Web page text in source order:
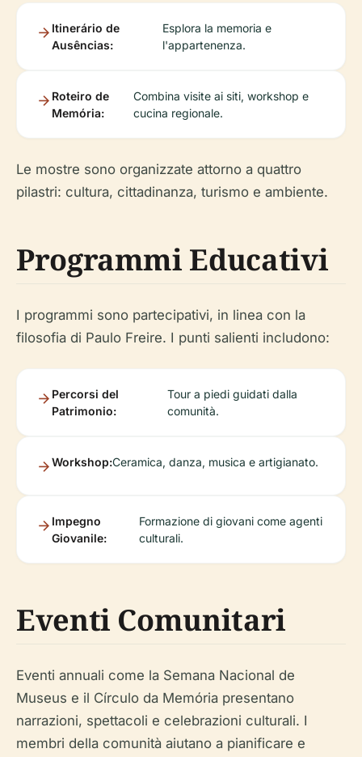
Itinerário de
Ausências:
Esplora la memoria e
l'appartenenza.
Roteiro de
Memória:
Combina visite ai siti, workshop e
cucina regionale.
Le mostre sono organizzate attorno a quattro
pilastri: cultura, cittadinanza, turismo e ambiente.
Programmi Educativi
I programmi sono partecipativi, in linea con la
filosofia di Paulo Freire. I punti salienti includono:
Percorsi del
Patrimonio:
Tour a piedi guidati dalla
comunità.
Workshop:Ceramica, danza, musica e artigianato.
Impegno
Giovanile:
Formazione di giovani come agenti
culturali.
Eventi Comunitari
Eventi annuali come la Semana Nacional de
Museus e il Círculo da Memória presentano
narrazioni, spettacoli e celebrazioni culturali. I
membri della comunità aiutano a pianificare e